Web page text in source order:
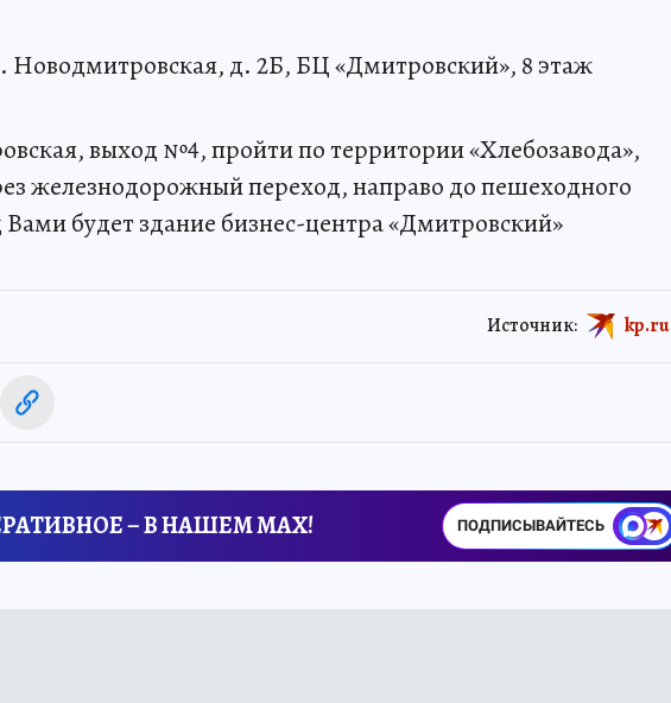
Новодмитровская, д. 2Б, БЦ «Дмитровский», 8 этаж
выход №4, пройти по территории «Хлебозавода»,
железнодорожный переход, направо до пешеходного
будет здание бизнес-центра «Дмитровский»
Источник: kp.ru
– В НАШЕМ MAX! ПОДПИСЫВАЙТЕСЬ